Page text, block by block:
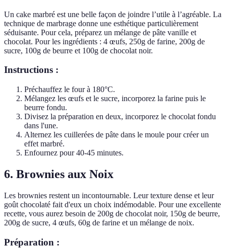
Un cake marbré est une belle façon de joindre l’utile à l’agréable. La
technique de marbrage donne une esthétique particulièrement
séduisante. Pour cela, préparez un mélange de pâte vanille et
chocolat. Pour les ingrédients : 4 œufs, 250g de farine, 200g de
sucre, 100g de beurre et 100g de chocolat noir.
Instructions :
Préchauffez le four à 180°C.
Mélangez les œufs et le sucre, incorporez la farine puis le
beurre fondu.
Divisez la préparation en deux, incorporez le chocolat fondu
dans l'une.
Alternez les cuillerées de pâte dans le moule pour créer un
effet marbré.
Enfournez pour 40-45 minutes.
6. Brownies aux Noix
Les brownies restent un incontournable. Leur texture dense et leur
goût chocolaté fait d'eux un choix indémodable. Pour une excellente
recette, vous aurez besoin de 200g de chocolat noir, 150g de beurre,
200g de sucre, 4 œufs, 60g de farine et un mélange de noix.
Préparation :